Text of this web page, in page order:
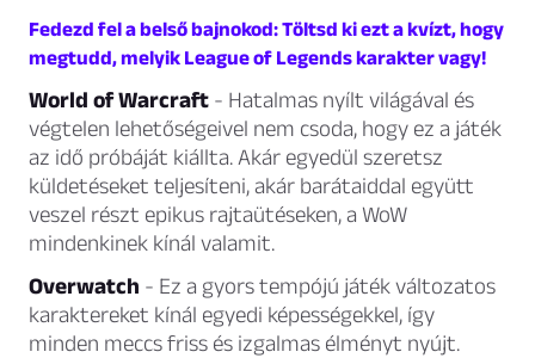
Fedezd fel a belső bajnokod: Töltsd ki ezt a kvízt, hogy
megtudd, melyik League of Legends karakter vagy!
World of Warcraft - Hatalmas nyílt világával és
végtelen lehetőségeivel nem csoda, hogy ez a játék
az idő próbáját kiállta. Akár egyedül szeretsz
küldetéseket teljesíteni, akár barátaiddal együtt
veszel részt epikus rajtaütéseken, a WoW
mindenkinek kínál valamit.
Overwatch - Ez a gyors tempójú játék változatos
karaktereket kínál egyedi képességekkel, így
minden meccs friss és izgalmas élményt nyújt.